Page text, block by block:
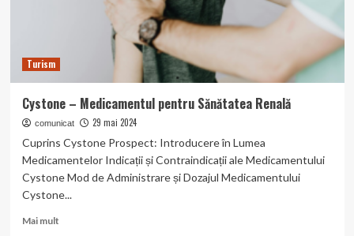
Turism
Cystone – Medicamentul pentru Sănătatea Renală
comunicat 29 mai 2024
Cuprins Cystone Prospect: Introducere în Lumea
Medicamentelor Indicații și Contraindicații ale Medicamentului
Cystone Mod de Administrare și Dozajul Medicamentului
Cystone...
Mai multRead